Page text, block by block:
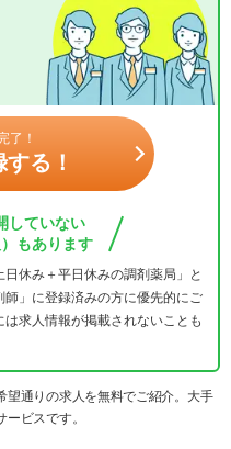
了！
る！
していない
もあります
日休み＋平日休みの調剤薬局」と
」に登録済みの方に優先的にご
求人情報が掲載されないことも
望通りの求人を無料でご紹介。大手
ビスです。